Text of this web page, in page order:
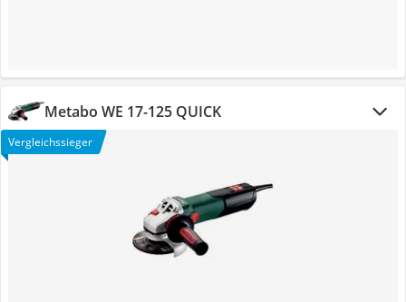
Metabo WE 17-125 QUICK
Vergleichssieger